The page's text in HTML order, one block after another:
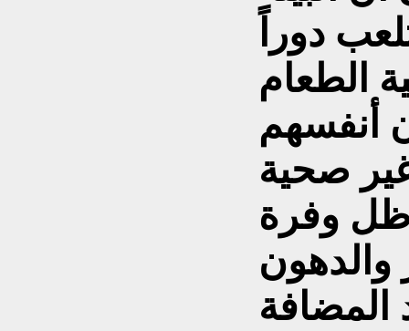
دوراً
الطعام
أنفسهم
صحية
ظل وفرة
والدهون